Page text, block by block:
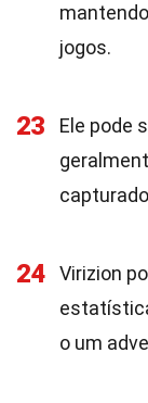
jogos.
23
Ele pode
24
Virizion
o um